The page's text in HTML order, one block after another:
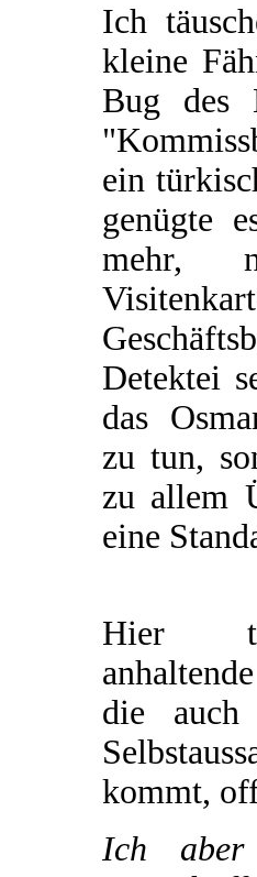
Ich
kleine
Bug des
ein
genügte
mehr,
Detektei
das
zu tun,
zu allem
eine
Hier
die
kommt,
Ich